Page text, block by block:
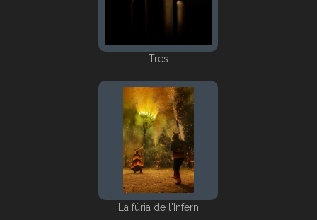
Tres
La fúria de l'Infern